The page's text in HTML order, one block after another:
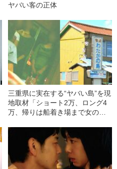
ヤバい客の正体
三重県に実在する“ヤバい島”を現
地取材「ショート2万、ロング4
万、帰りは船着き場まで女の子